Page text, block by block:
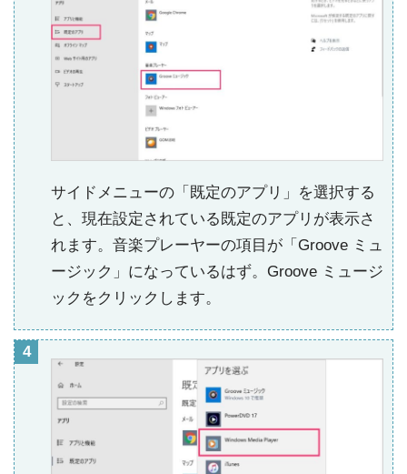
サイドメニューの「既定のアプリ」を選択する
と、現在設定されている既定のアプリが表示さ
れます。音楽プレーヤーの項目が「Groove ミュ
ージック」になっているはず。Groove ミュージ
ックをクリックします。